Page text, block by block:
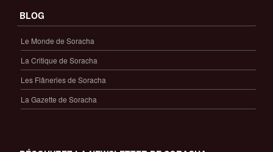
BLOG
Le Monde de Soracha
La Critique de Soracha
Les Flâneries de Soracha
La Gazette de Soracha